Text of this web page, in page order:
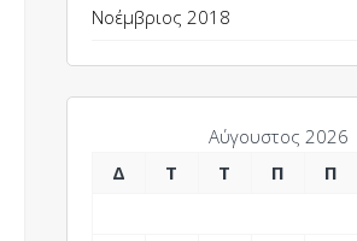
Νοέμβριος 2018
Αύγουστος 2026
Δ
Τ Τ Π Π